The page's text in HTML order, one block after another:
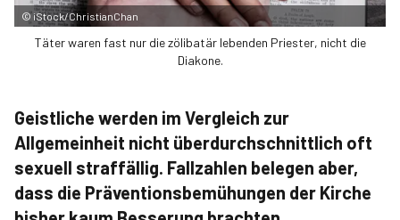
©iStock/ChristianChan
Täter waren fast nur die zölibatär lebenden Priester, nicht die
Diakone.
Geistliche werden im Vergleich zur
Allgemeinheit nicht überdurchschnittlich oft
sexuell straffällig. Fallzahlen belegen aber,
dass die Präventionsbemühungen der Kirche